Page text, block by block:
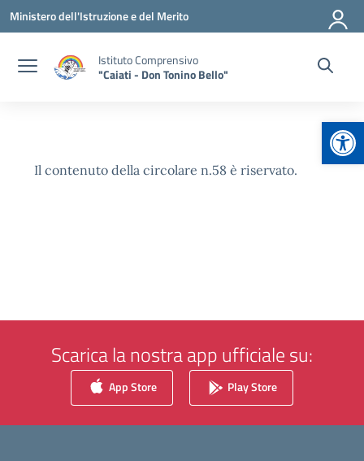
Vai ai contenuti
Vai al menu di navigazione
Vai al footer
Ministero dell'Istruzione e del Merito
Istituto Comprensivo
"Caiati - Don Tonino Bello"
Il contenuto della circolare n.58 è riservato.
Scarica la nostra app ufficiale su:
App Store Play Store